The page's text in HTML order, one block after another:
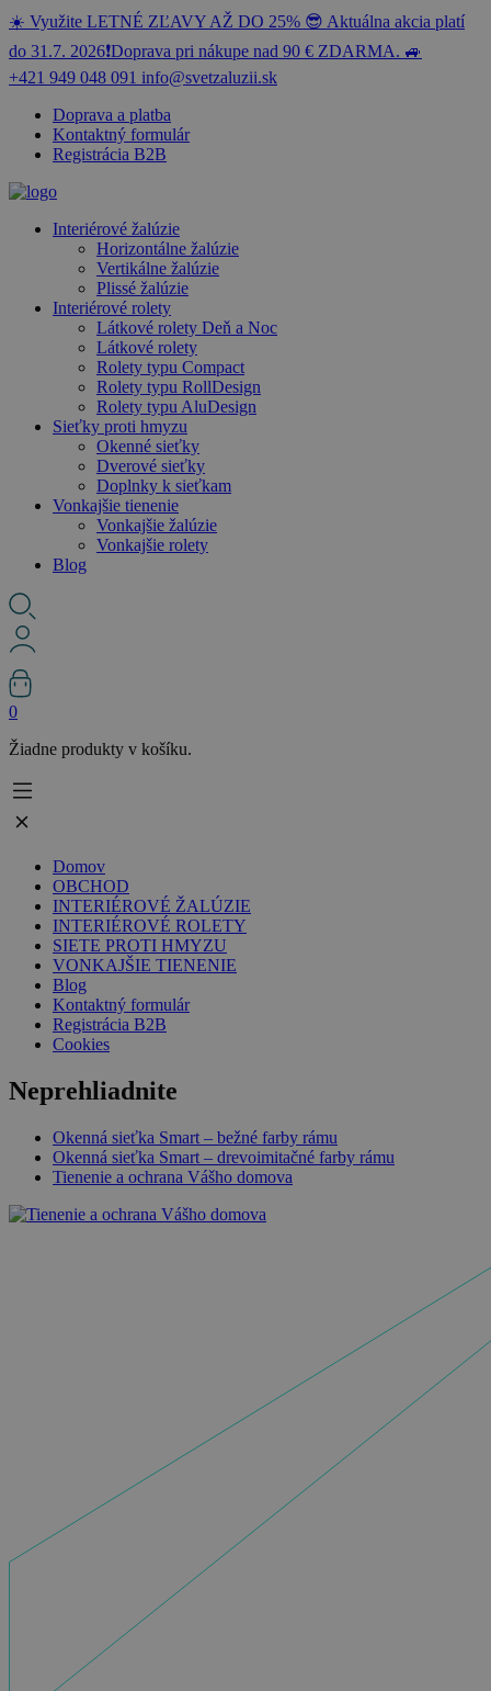
☀️ Využite LETNÉ ZĽAVY AŽ DO 25% 😎 Aktuálna akcia platí
do 31.7. 2026❗️Doprava pri nákupe nad 90 € ZDARMA. 🚙
+421 949 048 091 info@svetzaluzii.sk
Doprava a platba
Kontaktný formulár
Registrácia B2B
Interiérové žalúzie
Horizontálne žalúzie
Vertikálne žalúzie
Plissé žalúzie
Interiérové rolety
Látkové rolety Deň a Noc
Látkové rolety
Rolety typu Compact
Rolety typu RollDesign
Rolety typu AluDesign
Sieťky proti hmyzu
Okenné sieťky
Dverové sieťky
Doplnky k sieťkam
Vonkajšie tienenie
Vonkajšie žalúzie
Vonkajšie rolety
Blog
0
Žiadne produkty v košíku.
Domov
OBCHOD
INTERIÉROVÉ ŽALÚZIE
INTERIÉROVÉ ROLETY
SIETE PROTI HMYZU
VONKAJŠIE TIENENIE
Blog
Kontaktný formulár
Registrácia B2B
Cookies
Neprehliadnite
Okenná sieťka Smart – bežné farby rámu
Okenná sieťka Smart – drevoimitačné farby rámu
Tienenie a ochrana Vášho domova